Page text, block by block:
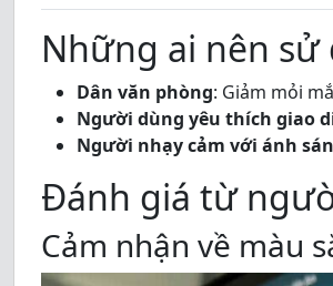
Những ai nên sử
Dân văn phòng: Giảm mỏi
Người dùng yêu thích giao
Người nhạy cảm với ánh
Đánh giá từ
Cảm nhận về màu